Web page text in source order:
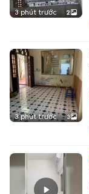
3 phút trước 2
3 phút trước 3